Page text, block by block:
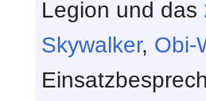
Legion und das
Skywalker, Obi-